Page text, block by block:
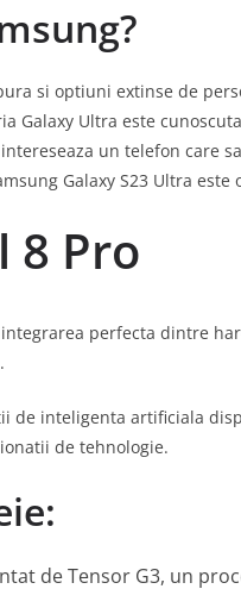
si optiuni extinse de
Galaxy Ultra este
un telefon care
Galaxy S23 Ultra este
8 Pro
perfecta dintre
de inteligenta artificiala
de tehnologie.
de Tensor G3, un